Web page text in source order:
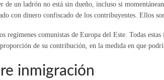
un ladrón no está sin dueño, incluso si
con dinero confiscado de los contribuyentes. Ellos
comunistas de Europa del Este. Todas
de su contribución, en la medida en que
inmigración